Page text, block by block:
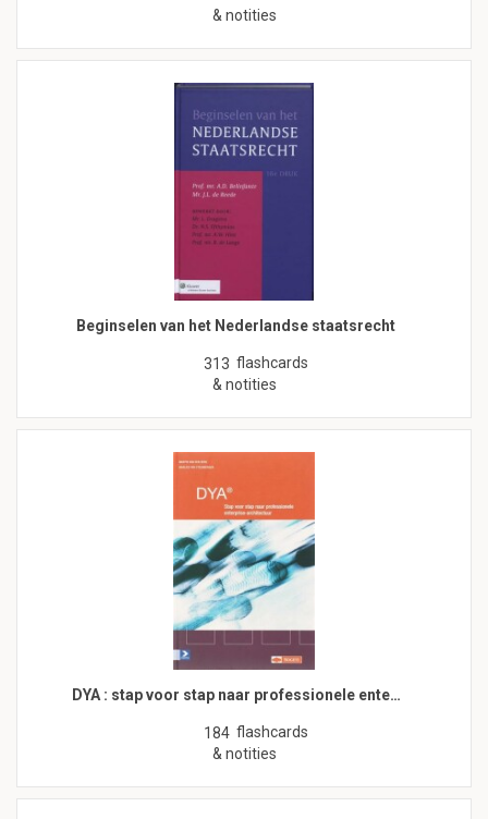
& notities
Beginselen van het Nederlandse staatsrecht
313 flashcards
& notities
DYA : stap voor stap naar professionele ente…
184 flashcards
& notities